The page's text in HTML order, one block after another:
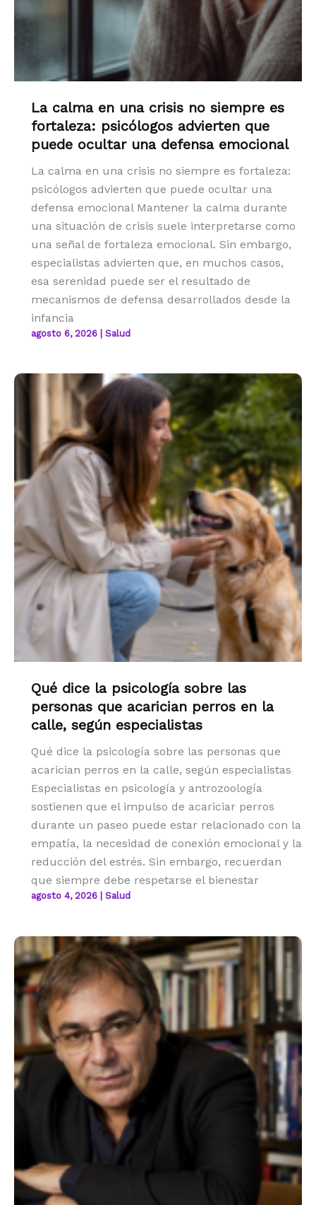
La calma en una crisis no siempre es
fortaleza: psicólogos advierten que
puede ocultar una defensa emocional
La calma en una crisis no siempre es fortaleza:
psicólogos advierten que puede ocultar una
defensa emocional Mantener la calma durante
una situación de crisis suele interpretarse como
una señal de fortaleza emocional. Sin embargo,
especialistas advierten que, en muchos casos,
esa serenidad puede ser el resultado de
mecanismos de defensa desarrollados desde la
infancia
agosto 6, 2026 | Salud
Qué dice la psicología sobre las
personas que acarician perros en la
calle, según especialistas
Qué dice la psicología sobre las personas que
acarician perros en la calle, según especialistas
Especialistas en psicología y antrozoología
sostienen que el impulso de acariciar perros
durante un paseo puede estar relacionado con la
empatía, la necesidad de conexión emocional y la
reducción del estrés. Sin embargo, recuerdan
que siempre debe respetarse el bienestar
agosto 4, 2026 Salud